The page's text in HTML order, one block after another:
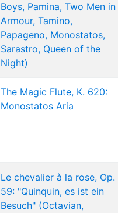
Boys, Pamina, Two Men in
Armour, Tamino,
Papageno, Monostatos,
Sarastro, Queen of the
Night)
The Magic Flute, K. 620:
Monostatos Aria
Le chevalier à la rose, Op.
59: "Quinquin, es ist ein
Besuch" (Octavian,